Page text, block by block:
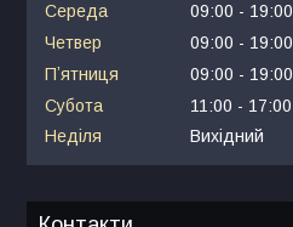
Середа
09:00
19:00
Четвер
09:00
19:00
Пʼятниця
09:00
19:00
Субота
11:00
17:00
Неділя
Вихідний